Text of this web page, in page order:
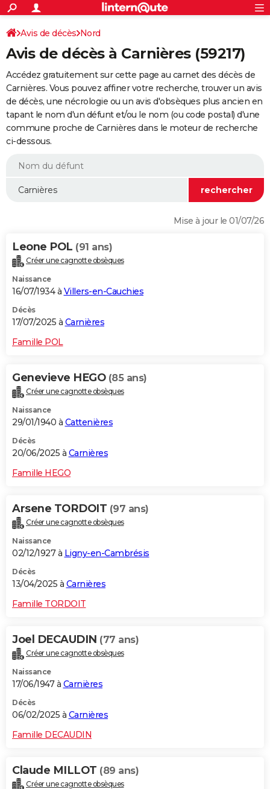
ACTUALITÉS
Politique
Société
Faits Divers
Education
Monde
Villes
+
SPORT
Coupe du monde 2026
Football
Tennis
Cyclisme
Rugby
Forum
Programme TV
TNT
Streaming
Cinéma
Sorties cinéma
Musique
+
FINANCE
Retraite
Epargne
Immobilier
Risques naturels par ville
Assurance
AUTO
Essais
Réserver un essai
Citadines
Berlines
SUV
Forum auto
+HIGH-TECH
BRICOLAGE
WEEK-END
Alimentation
Guide de la santé
Maladies
Médicaments
Sommeil
VOYAGE
Destinations
City break
Voyage nature
Voyage de noces
Forum
Climat
+PHOTO
GUIDES D'ACHAT
Carte de Noël
Carte Bonne année
Carte Saint-Valentin
Carte Pâques
Carte d'anniversaire
DICTIONNAIRE
Dictionnaire
Biographies
Citations
Expressions
Proverbes
PROGRAMME TV
S'inscrire
Se connecter
Lycées
Collèges
Primaires
Universités
Entreprises
Service militaire
Avis de recherche
AVIS DE DÉCÈS
FORUM
Avis de décès Nord
Avis de décès à Carnières (59217)
Accédez gratuitement sur cette page au carnet des décès de
Carnières. Vous pouvez affiner votre recherche, trouver un avis
de décès, une nécrologie ou un avis d'obsèques plus ancien en
tapant le nom d'un défunt et/ou le nom (ou code postal) d'une
commune proche de Carnières dans le moteur de recherche
ci-dessous.
Mise à jour le 01/07/26
Leone POL (91 ans)
Créer une cagnotte obsèques
Naissance
16/07/1934 à Villers-en-Cauchies
Décès
17/07/2025 à Carnières
Famille POL
Genevieve HEGO (85 ans)
Créer une cagnotte obsèques
Naissance
29/01/1940 à Cattenières
Décès
20/06/2025 à Carnières
Famille HEGO
Arsene TORDOIT (97 ans)
Créer une cagnotte obsèques
Naissance
02/12/1927 à Ligny-en-Cambrésis
Décès
13/04/2025 à Carnières
Famille TORDOIT
Joel DECAUDIN (77 ans)
Créer une cagnotte obsèques
Naissance
17/06/1947 à Carnières
Décès
06/02/2025 à Carnières
Famille DECAUDIN
Claude MILLOT (89 ans)
Créer une cagnotte obsèques